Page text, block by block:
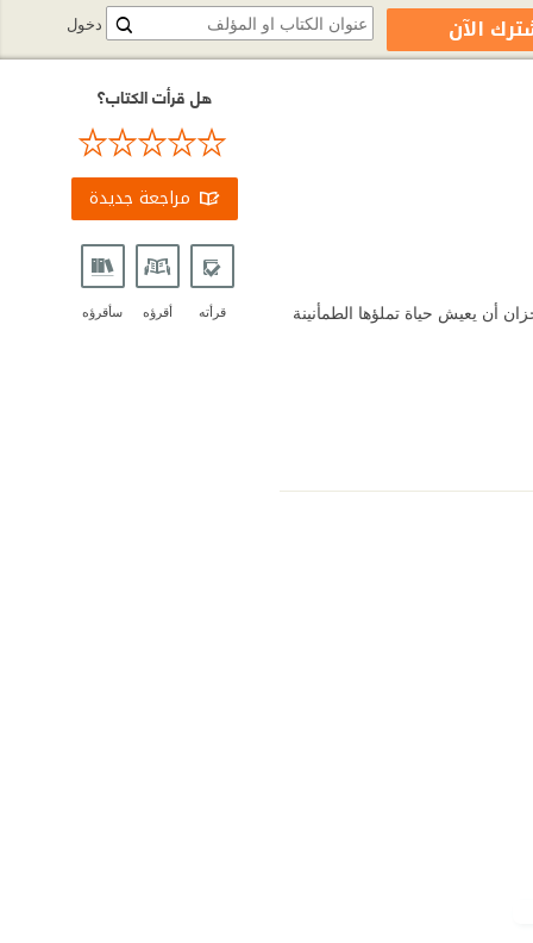
أن يعيش حياة تملؤها الطمأنينة
هل قرأت الكتاب؟
مراجعة جديدة
قرأته أقرؤه سأقرؤه
دخول الآن